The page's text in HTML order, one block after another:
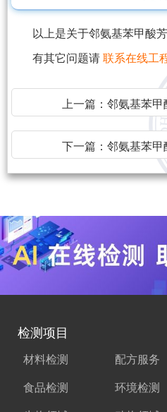
以上是关于邻氨基苯甲酸
有其它问题请 联系在线工
上一篇： 邻氨基苯甲
下一篇： 邻氨基苯甲
检测项目
材料检测 配方服务
食品检测 环境检测